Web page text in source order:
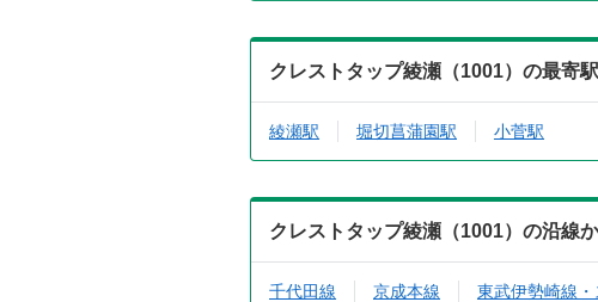
クレストタップ綾瀬（1001）の最寄
綾瀬駅 堀切菖蒲園駅 小菅駅
クレストタップ綾瀬（1001）の沿線
千代田線 京成本線 東武伊勢崎線